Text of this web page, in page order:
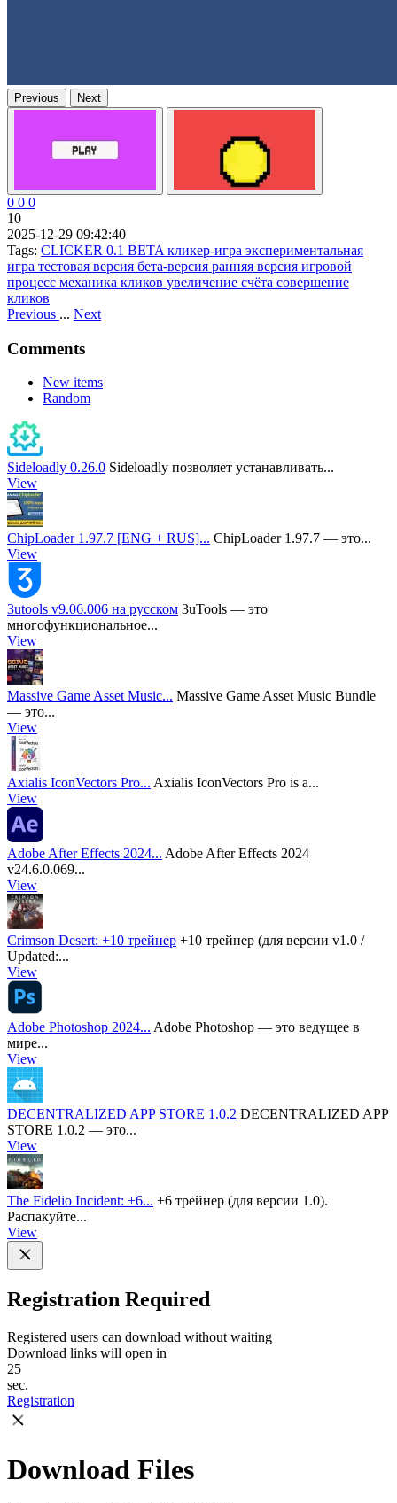
Previous Next
0 0 0
10
2025-12-29 09:42:40
Tags: CLICKER 0.1 BETA кликер-игра экспериментальная
игра тестовая версия бета-версия ранняя версия игровой
процесс механика кликов увеличение счёта совершение
кликов
Previous ... Next
Comments
New items
Random
Sideloadly 0.26.0 Sideloadly позволяет устанавливать...
View
ChipLoader 1.97.7 [ENG + RUS]... ChipLoader 1.97.7 — это...
View
3utools v9.06.006 на русском 3uTools — это
многофункциональное...
View
Massive Game Asset Music... Massive Game Asset Music Bundle
— это...
View
Axialis IconVectors Pro... Axialis IconVectors Pro is a...
View
Adobe After Effects 2024... Adobe After Effects 2024
v24.6.0.069...
View
Crimson Desert: +10 трейнер +10 трейнер (для версии v1.0 /
Updated:...
View
Adobe Photoshop 2024... Adobe Photoshop — это ведущее в
мире...
View
DECENTRALIZED APP STORE 1.0.2 DECENTRALIZED APP
STORE 1.0.2 — это...
View
The Fidelio Incident: +6... +6 трейнер (для версии 1.0).
Распакуйте...
View
Registration Required
Registered users can download without waiting
Download links will open in
25
sec.
Registration
Download Files